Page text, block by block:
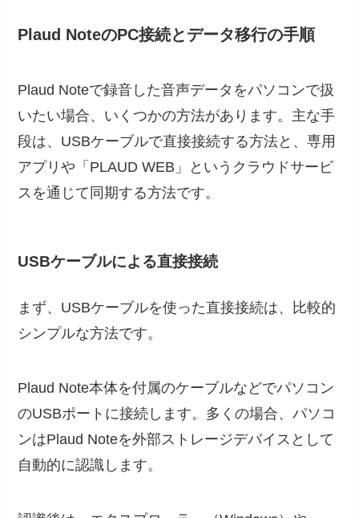
Plaud NoteのPC接続とデータ移行の手順
Plaud Noteで録音した音声データをパソコンで扱
いたい場合、いくつかの方法があります。主な手
段は、USBケーブルで直接接続する方法と、専用
アプリや「PLAUD WEB」というクラウドサービ
スを通じて同期する方法です。
USBケーブルによる直接接続
まず、USBケーブルを使った直接接続は、比較的
シンプルな方法です。
Plaud Note本体を付属のケーブルなどでパソコン
のUSBポートに接続します。多くの場合、パソコ
ンはPlaud Noteを外部ストレージデバイスとして
自動的に認識します。